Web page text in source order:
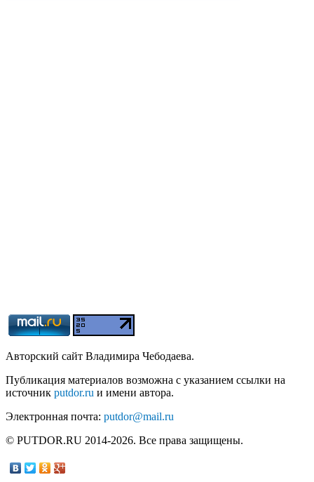
Авторский сайт Владимира Чебодаева.
Публикация материалов возможна с указанием ссылки на
источник putdor.ru и имени автора.
Электронная почта: putdor@mail.ru
© PUTDOR.RU 2014-2026. Все права защищены.